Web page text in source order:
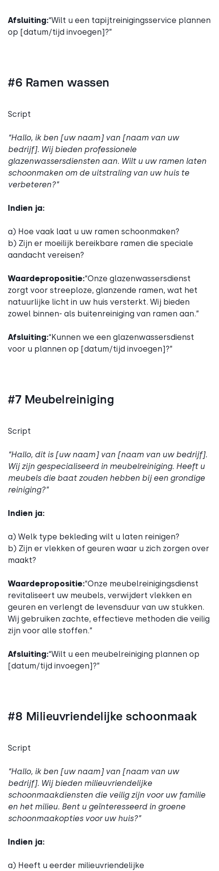
Afsluiting:“Wilt u een tapijtreinigingsservice plannen
op [datum/tijd invoegen]?”
#6 Ramen wassen
Script
“Hallo, ik ben [uw naam] van [naam van uw
bedrijf]. Wij bieden professionele
glazenwassersdiensten aan. Wilt u uw ramen laten
schoonmaken om de uitstraling van uw huis te
verbeteren?”
Indien ja:
a) Hoe vaak laat u uw ramen schoonmaken?
b) Zijn er moeilijk bereikbare ramen die speciale
aandacht vereisen?
Waardepropositie:“Onze glazenwassersdienst
zorgt voor streeploze, glanzende ramen, wat het
natuurlijke licht in uw huis versterkt. Wij bieden
zowel binnen- als buitenreiniging van ramen aan.”
Afsluiting:“Kunnen we een glazenwassersdienst
voor u plannen op [datum/tijd invoegen]?”
#7 Meubelreiniging
Script
“Hallo, dit is [uw naam] van [naam van uw bedrijf].
Wij zijn gespecialiseerd in meubelreiniging. Heeft u
meubels die baat zouden hebben bij een grondige
reiniging?”
Indien ja:
a) Welk type bekleding wilt u laten reinigen?
b) Zijn er vlekken of geuren waar u zich zorgen over
maakt?
Waardepropositie:“Onze meubelreinigingsdienst
revitaliseert uw meubels, verwijdert vlekken en
geuren en verlengt de levensduur van uw stukken.
Wij gebruiken zachte, effectieve methoden die veilig
zijn voor alle stoffen.”
Afsluiting:“Wilt u een meubelreiniging plannen op
[datum/tijd invoegen]?”
#8 Milieuvriendelijke schoonmaak
Script
“Hallo, ik ben [uw naam] van [naam van uw
bedrijf]. Wij bieden milieuvriendelijke
schoonmaakdiensten die veilig zijn voor uw familie
en het milieu. Bent u geïnteresseerd in groene
schoonmaakopties voor uw huis?”
Indien ja:
a) Heeft u eerder milieuvriendelijke